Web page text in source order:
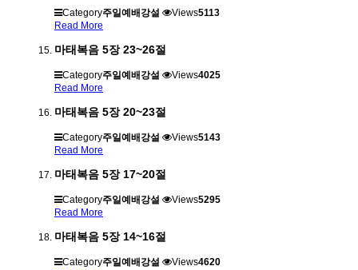
Category주일예배강설 Views5113
Read More
마태복음 5장 23~26절
Category주일예배강설 Views4025
Read More
마태복음 5장 20~23절
Category주일예배강설 Views5143
Read More
마태복음 5장 17~20절
Category주일예배강설 Views5295
Read More
마태복음 5장 14~16절
Category주일예배강설 Views4620